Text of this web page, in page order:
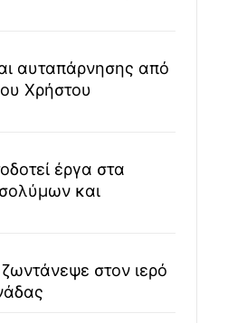
αυταπάρνησης από
Χρήστου
έργα στα
και
στον ιερό